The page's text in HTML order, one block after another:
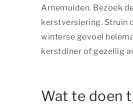
Arnemuiden. Bezoek
kerstversiering. Struin
winterse gevoel
kerstdiner of gezellig
Wat te doen